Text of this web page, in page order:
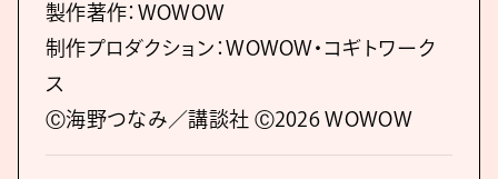
製作著作：WOWOW
制作プロダクション：WOWOW・コギトワーク
ス
Ⓒ海野つなみ／講談社 Ⓒ2026 WOWOW